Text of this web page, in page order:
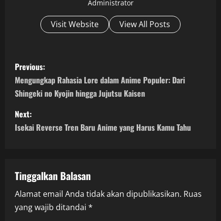
Administrator
Visit Website View All Posts
P
o
s
t
a
v
i
Previous:
Mengungkap Rahasia Lore dalam Anime Populer: Dari
Shingeki no Kyojin hingga Jujutsu Kaisen
Next:
Isekai Reverse Tren Baru Anime yang Harus Kamu Tahu
Tinggalkan Balasan
Alamat email Anda tidak akan dipublikasikan. Ruas
yang wajib ditandai *